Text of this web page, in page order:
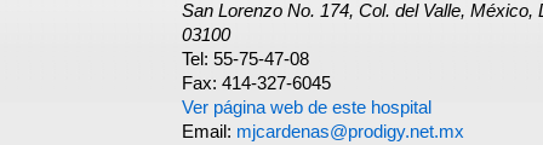
San Lorenzo No. 174, Col. del Valle,
03100
Tel: 55-75-47-08
Fax: 414-327-6045
Ver página web de este hospital
Email: mjcardenas@prodigy.net.mx